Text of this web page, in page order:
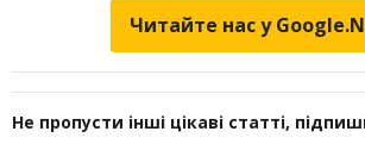
Читайте нас у
Не пропусти інші цікаві статті,